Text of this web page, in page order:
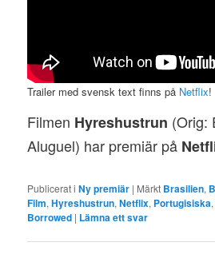
Trailer med svensk text finns på Netflix!
Filmen Hyreshustrun (Orig:
Aluguel) har premiär på
Publicerat i Ny premiär | Märkt Brasilien,
Film,Hyreshustrun,Netflix, Portugisiska,
Borrowed | Lämna ett svar